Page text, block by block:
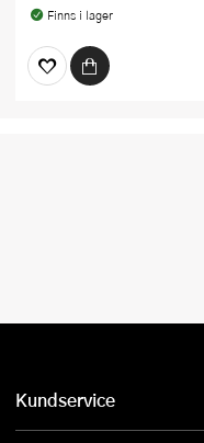
Finns i lager
Kundservice